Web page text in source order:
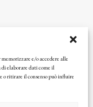
e/o accedere alle
elaborare dati come il
o ritirare il consenso può influire